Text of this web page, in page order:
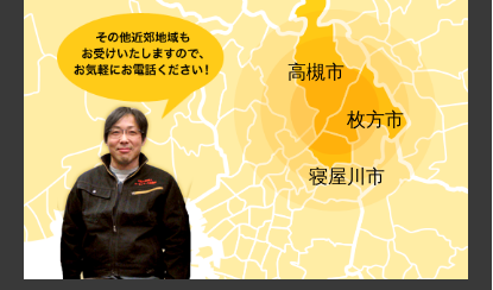
高槻市
枚方市
寝屋川市